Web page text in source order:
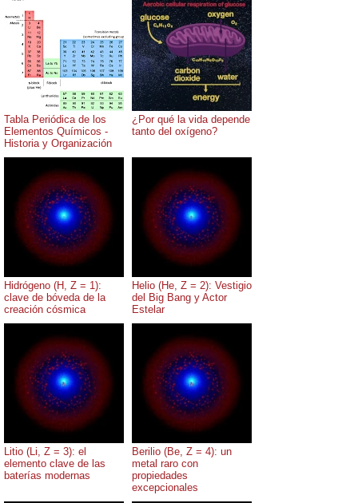
Tabla Periódica de los
Elementos Químicos -
Historia y Organización
¿Por qué la vida depende
tanto del oxígeno?
Hidrógeno (H, Z = 1):
clave de bóveda de la
creación cósmica
Helio (He, Z = 2): Vestigio
del Big Bang y Actor
Estelar
Litio (Li, Z = 3): el
elemento clave de las
baterías modernas
Berilio (Be, Z = 4): un
metal raro con
propiedades
excepcionales